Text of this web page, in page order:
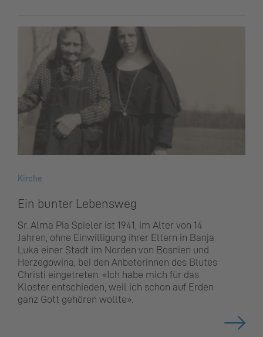
Kirche
Ein bunter Lebensweg
Sr. Alma Pia Spieler ist 1941, im Alter von 14
Jahren, ohne Einwilligung ihrer Eltern in Banja
Luka einer Stadt im Norden von Bosnien und
Herzegowina, bei den Anbeterinnen des Blutes
Christi eingetreten. «Ich habe mich für das
Kloster entschieden, weil ich schon auf Erden
ganz Gott gehören wollte».